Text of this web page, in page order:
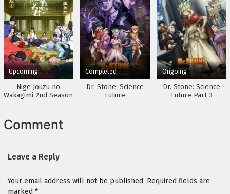
Saikyou no Shokugyou wa Yuusha demo Kenja
demo Naku Kanteishi (Kari) Rashii desu yo
Episodio 2 Sub Español
Eps 2 - April 30, 2026
Saikyou no Shokugyou wa Yuusha demo Kenja
demo Naku Kanteishi (Kari) Rashii desu yo
Episodio 1 Sub Español
Eps 1 - April 30, 2026
Upcoming
Nige Jouzu no
Wakagimi 2nd Season
Completed
Dr. Stone: Science
Future
Ongoing
Dr. Stone: Science
Future Part 3
Comment
Leave a Reply
Your email address will not be published. Required fields are
marked *